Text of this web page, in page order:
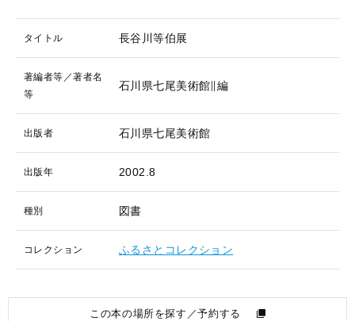
タイトル 長谷川等伯展
著編者等／著者名
等
石川県七尾美術館∥編
出版者 石川県七尾美術館
出版年 2002.8
種別 図書
コレクション ふるさとコレクション
この本の場所を探す／予約する